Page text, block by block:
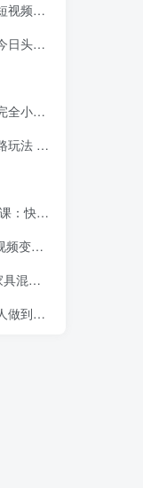
训练营
40块项目
（附软件）
爆单玩法
启橱窗带货
操秘诀
程】
课程）